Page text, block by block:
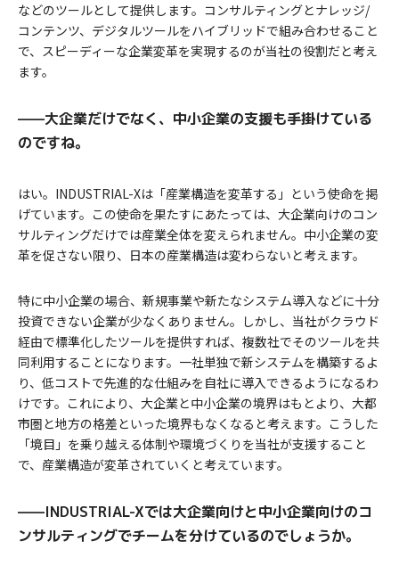
などのツールとして提供します。コンサルティングとナレッジ/
コンテンツ、デジタルツールをハイブリッドで組み合わせること
で、スピーディーな企業変革を実現するのが当社の役割だと考え
ます。
——大企業だけでなく、中小企業の支援も手掛けている
のですね。
はい。INDUSTRIAL-Xは「産業構造を変革する」という使命を掲
げています。この使命を果たすにあたっては、大企業向けのコン
サルティングだけでは産業全体を変えられません。中小企業の変
革を促さない限り、日本の産業構造は変わらないと考えます。
特に中小企業の場合、新規事業や新たなシステム導入などに十分
投資できない企業が少なくありません。しかし、当社がクラウド
経由で標準化したツールを提供すれば、複数社でそのツールを共
同利用することになります。一社単独で新システムを構築するよ
り、低コストで先進的な仕組みを自社に導入できるようになるわ
けです。これにより、大企業と中小企業の境界はもとより、大都
市圏と地方の格差といった境界もなくなると考えます。こうした
「境目」を乗り越える体制や環境づくりを当社が支援すること
で、産業構造が変革されていくと考えています。
——INDUSTRIAL-Xでは大企業向けと中小企業向けのコ
ンサルティングでチームを分けているのでしょうか。